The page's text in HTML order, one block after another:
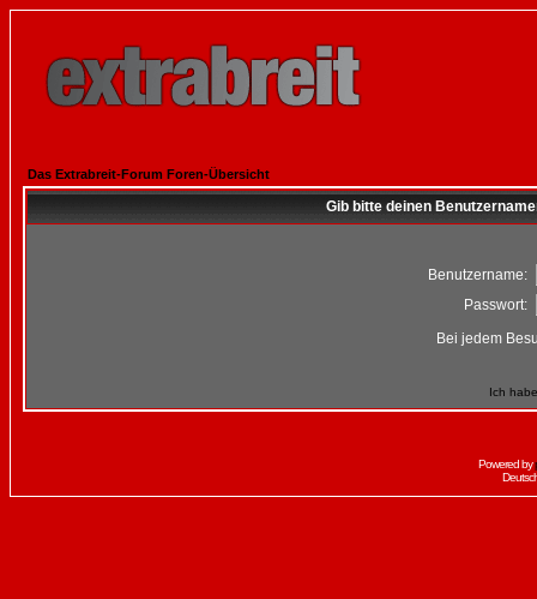
Das Extrabreit-Forum Foren-Übersicht
Gib bitte deinen
Benutzername:
Passwort:
Bei jedem
Ich
Powered by